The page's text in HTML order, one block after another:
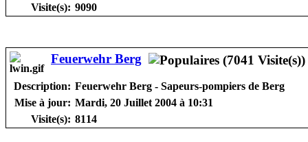
Visite(s): 9090
Feuerwehr Berg
Description: Feuerwehr Berg - Sapeurs-pompiers de Berg
Mise à jour: Mardi, 20 Juillet 2004 à 10:31
Visite(s): 8114